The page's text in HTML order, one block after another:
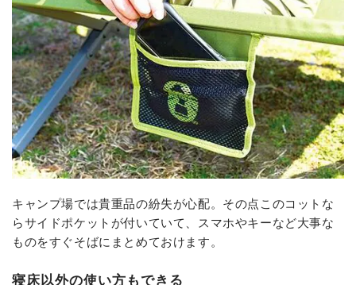
キャンプ場では貴重品の紛失が心配。その点このコットな
らサイドポケットが付いていて、スマホやキーなど大事な
ものをすぐそばにまとめておけます。
寝床以外の使い方もできる